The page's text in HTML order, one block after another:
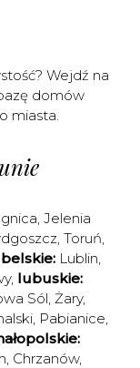
Wejdź na
domów
miasta.
, Jelenia
, Toruń,
Lublin,
, lubuskie:
Sól, Żary,
, Pabianice,
, Chrzanów,